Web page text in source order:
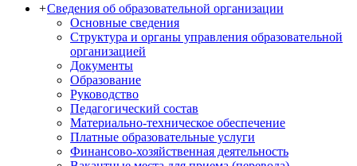
+Сведения об образовательной организации
Основные сведения
Структура и органы управления образовательной
организацией
Документы
Образование
Руководство
Педагогический состав
Материально-техническое обеспечение
Платные образовательные услуги
Финансово-хозяйственная деятельность